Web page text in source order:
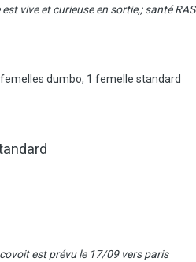
vive et curieuse en sortie,; santé RAS
dumbo, 1 femelle standard
est prévu le 17/09 vers paris